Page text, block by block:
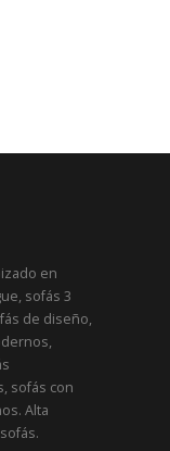
en
sofás 3
de diseño,
sofás con
Alta